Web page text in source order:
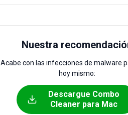
Nuestra
Acabe con las infecciones de malware
hoy mismo:
Descargue Combo
Cleaner para Mac